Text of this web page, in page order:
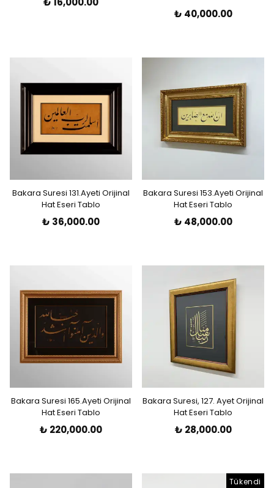
₺ 40,000.00
Bakara Suresi 131.Ayeti Orijinal
Hat Eseri Tablo
₺ 36,000.00
Bakara Suresi 153.Ayeti Orijinal
Hat Eseri Tablo
₺ 48,000.00
Bakara Suresi 165.Ayeti Orijinal
Hat Eseri Tablo
₺ 220,000.00
Bakara Suresi, 127. Ayet Orijinal
Hat Eseri Tablo
₺ 28,000.00
Tükendi